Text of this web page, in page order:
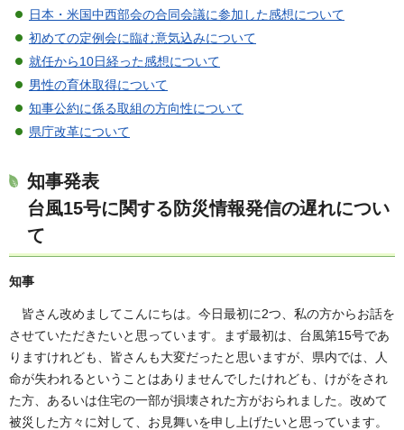
日本・米国中西部会の合同会議に参加した感想について
初めての定例会に臨む意気込みについて
就任から10日経った感想について
男性の育休取得について
知事公約に係る取組の方向性について
県庁改革について
知事発表
台風15号に関する防災情報発信の遅れについ
て
知事
皆さん改めましてこんにちは。今日最初に2つ、私の方からお話を
させていただきたいと思っています。まず最初は、台風第15号であ
りますけれども、皆さんも大変だったと思いますが、県内では、人
命が失われるということはありませんでしたけれども、けがをされ
た方、あるいは住宅の一部が損壊された方がおられました。改めて
被災した方々に対して、お見舞いを申し上げたいと思っています。